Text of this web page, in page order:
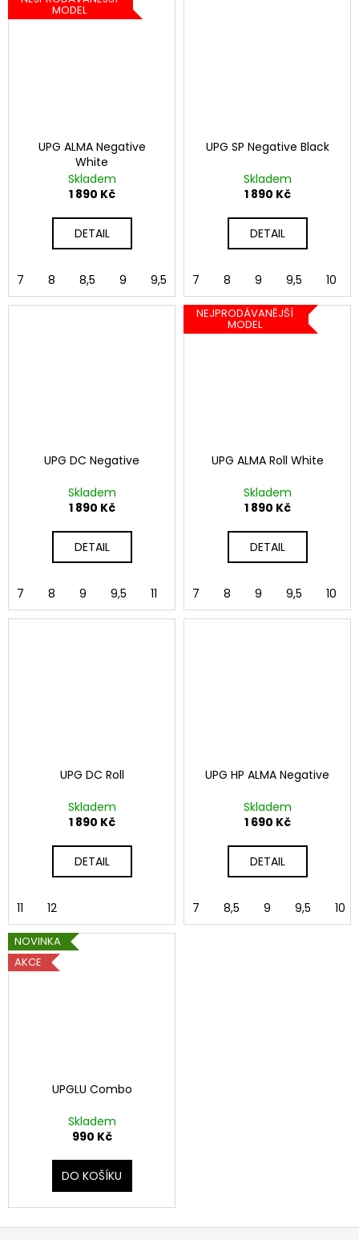
MODEL
UPG ALMA Negative
White
Skladem
1 890 Kč
DETAIL
7 8 8,5 9 9,5 10 10,5 12
UPG SP Negative Black
Skladem
1 890 Kč
DETAIL
7 8 9 9,5 10
UPG DC Negative
Skladem
1 890 Kč
DETAIL
7 8 9 9,5 11
NEJPRODÁVANĚJŠÍ
MODEL
UPG ALMA Roll White
Skladem
1 890 Kč
DETAIL
7 8 9 9,5 10
UPG DC Roll
Skladem
1 890 Kč
DETAIL
11 12
UPG HP ALMA Negative
Skladem
1 690 Kč
DETAIL
7 8,5 9 9,5 10
NOVINKA
AKCE
UPGLU Combo
Skladem
990 Kč
DO KOŠÍKU